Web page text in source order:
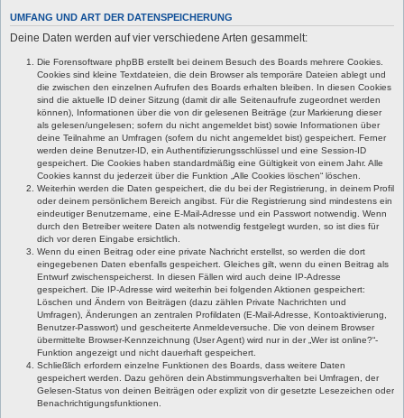
UMFANG UND ART DER DATENSPEICHERUNG
Deine Daten werden auf vier verschiedene Arten gesammelt:
Die Forensoftware phpBB erstellt bei deinem Besuch des Boards mehrere Cookies.
Cookies sind kleine Textdateien, die dein Browser als temporäre Dateien ablegt und
die zwischen den einzelnen Aufrufen des Boards erhalten bleiben. In diesen Cookies
sind die aktuelle ID deiner Sitzung (damit dir alle Seitenaufrufe zugeordnet werden
können), Informationen über die von dir gelesenen Beiträge (zur Markierung dieser
als gelesen/ungelesen; sofern du nicht angemeldet bist) sowie Informationen über
deine Teilnahme an Umfragen (sofern du nicht angemeldet bist) gespeichert. Ferner
werden deine Benutzer-ID, ein Authentifizierungsschlüssel und eine Session-ID
gespeichert. Die Cookies haben standardmäßig eine Gültigkeit von einem Jahr. Alle
Cookies kannst du jederzeit über die Funktion „Alle Cookies löschen“ löschen.
Weiterhin werden die Daten gespeichert, die du bei der Registrierung, in deinem Profil
oder deinem persönlichem Bereich angibst. Für die Registrierung sind mindestens ein
eindeutiger Benutzername, eine E-Mail-Adresse und ein Passwort notwendig. Wenn
durch den Betreiber weitere Daten als notwendig festgelegt wurden, so ist dies für
dich vor deren Eingabe ersichtlich.
Wenn du einen Beitrag oder eine private Nachricht erstellst, so werden die dort
eingegebenen Daten ebenfalls gespeichert. Gleiches gilt, wenn du einen Beitrag als
Entwurf zwischenspeicherst. In diesen Fällen wird auch deine IP-Adresse
gespeichert. Die IP-Adresse wird weiterhin bei folgenden Aktionen gespeichert:
Löschen und Ändern von Beiträgen (dazu zählen Private Nachrichten und
Umfragen), Änderungen an zentralen Profildaten (E-Mail-Adresse, Kontoaktivierung,
Benutzer-Passwort) und gescheiterte Anmeldeversuche. Die von deinem Browser
übermittelte Browser-Kennzeichnung (User Agent) wird nur in der „Wer ist online?“-
Funktion angezeigt und nicht dauerhaft gespeichert.
Schließlich erfordern einzelne Funktionen des Boards, dass weitere Daten
gespeichert werden. Dazu gehören dein Abstimmungsverhalten bei Umfragen, der
Gelesen-Status von deinen Beiträgen oder explizit von dir gesetzte Lesezeichen oder
Benachrichtigungsfunktionen.